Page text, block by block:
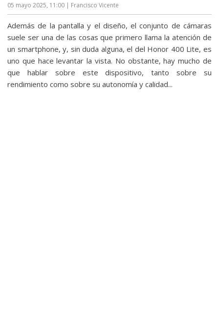
Publicidad
/
Cambiar
opciones
de
privacidad
/
05 mayo 2025, 11:00 | Francisco Vicente
Además de la pantalla y el diseño, el conjunto de cámaras
suele ser una de las cosas que primero llama la atención de
un smartphone, y, sin duda alguna, el del Honor 400 Lite, es
uno que hace levantar la vista. No obstante, hay mucho de
que hablar sobre este dispositivo, tanto sobre su
rendimiento como sobre su autonomía y calidad...